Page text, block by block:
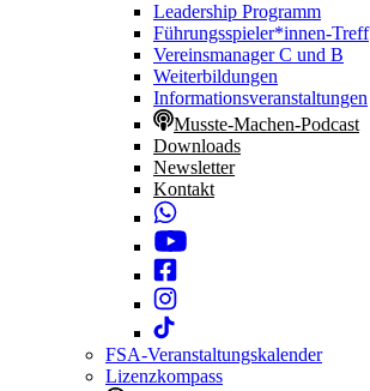
Leadership Programm
Führungsspieler*innen-Treff
Vereinsmanager C und B
Weiterbildungen
Informationsveranstaltungen
Musste-Machen-Podcast
Downloads
Newsletter
Kontakt
FSA-Veranstaltungskalender
Lizenzkompass